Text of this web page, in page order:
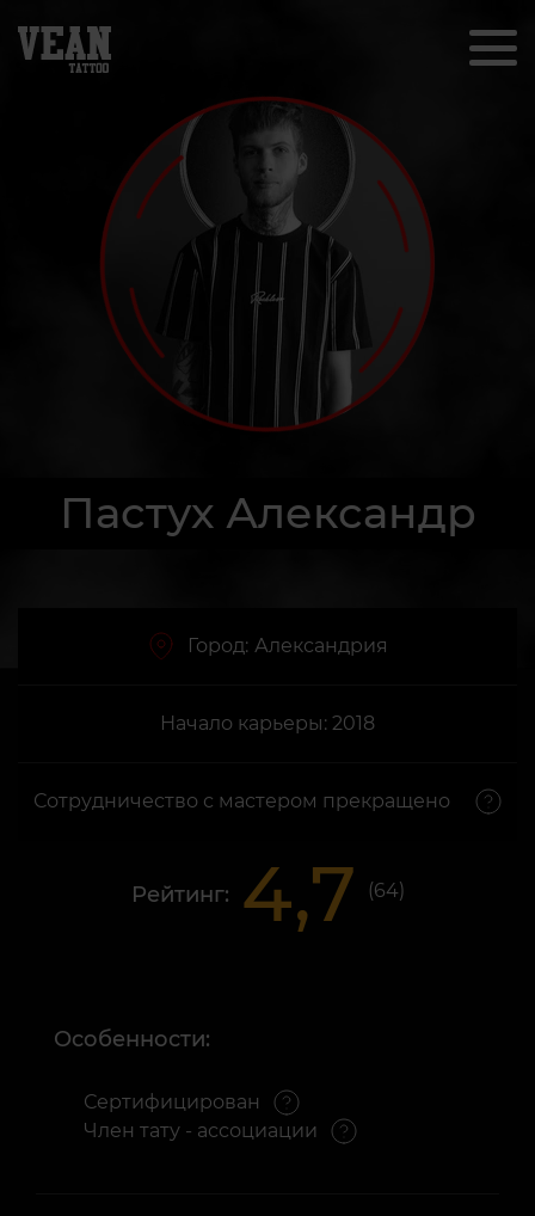
Пастух Александр
Город: Александрия
Начало карьеры: 2018
Сотрудничество с мастером прекращено
Рейтинг: 4,7 (64)
Особенности:
Сертифицирован
Член тату - ассоциации